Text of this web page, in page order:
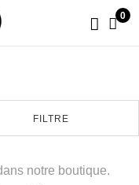
0
FILTRE
notre boutique.